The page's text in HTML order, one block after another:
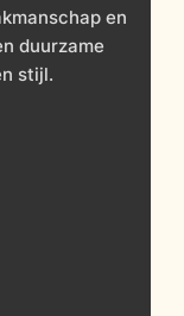
en
duurzame
stijl.